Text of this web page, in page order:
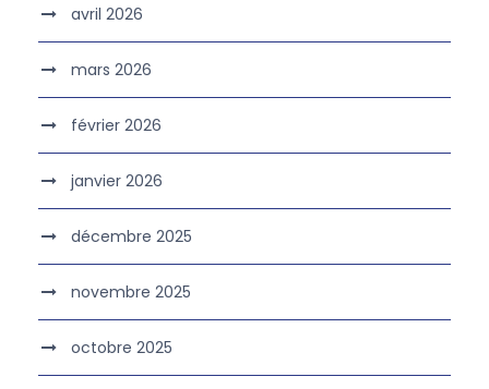
avril 2026
mars 2026
février 2026
janvier 2026
décembre 2025
novembre 2025
octobre 2025